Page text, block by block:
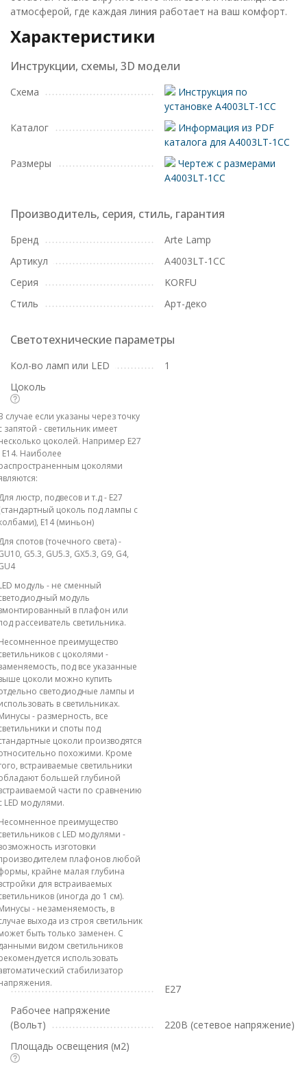
атмосферой, где каждая линия работает на ваш комфорт.
Характеристики
Инструкции, схемы, 3D модели
Схема
Инструкция по
установке A4003LT-1CC
Каталог
Информация из PDF
каталога для A4003LT-1CC
Размеры
Чертеж с размерами
A4003LT-1CC
Производитель, серия, стиль, гарантия
Бренд
Arte Lamp
Артикул
A4003LT-1CC
Серия
KORFU
Стиль
Арт-деко
Светотехнические параметры
Кол-во ламп или LED
1
Цоколь
случае если указаны через точку
запятой - светильник имеет
цоколей. Например E27
E14. Наиболее
цоколями
люстр, подвесов и т.д - E27
цоколь под лампы с
E14 (миньон)
спотов (точечного света) -
G5.3, GU5.3, GX5.3, G9, G4,
модуль - не сменный
модуль
в плафон или
рассеиватель светильника.
преимущество
с цоколями -
под все указанные
цоколи можно купить
светодиодные лампы и
в светильниках.
- размерность, все
и споты под
цоколи производятся
похожими. Кроме
встраиваемые светильники
большей глубиной
части по сравнению
LED модулями.
преимущество
с LED модулями -
изготовки
плафонов любой
крайне малая глубина
для встраиваемых
(иногда до 1 см).
- незаменяемость, в
выхода из строя светильник
быть только заменен. С
видом светильников
использовать
стабилизатор
E27
Рабочее напряжение
(Вольт)
220В (сетевое напряжение)
Площадь освещения (м2)